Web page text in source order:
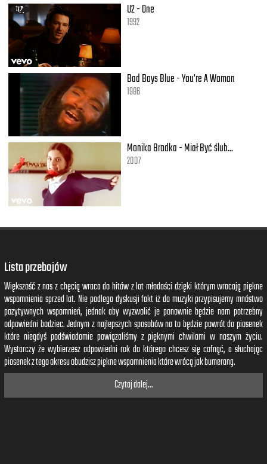
U2 - One
1992
Bad Boys Blue - You're A Woman
1986
Monika Brodka - Miał Być ślub...
2007
Lista przebojów
Większość z nas z chęcią wraca do hitów z lat młodości dzięki którym wracają piękne
wspomnienia sprzed lat. Nie podlega dyskusji fakt iż do muzyki przypisujemy mnóstwo
pozytywnych wspomnień, jednak aby wyzwolić je ponownie będzie nam potrzebny
odpowiedni bodziec. Jednym z najlepszych sposobów na to będzie powrót do piosenek
które niegdyś podświadomie powiązaliśmy z pięknymi chwilami w naszym życiu.
Wystarczy że wybierzesz odpowiedni rok do którego chcesz się cofnąć, a słuchając
piosenek z tego okresu obudzisz piękne wspomnienia które wrócą jak bumerang.
Czytaj dalej...